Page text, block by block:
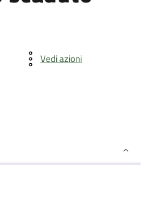
Vedi azioni